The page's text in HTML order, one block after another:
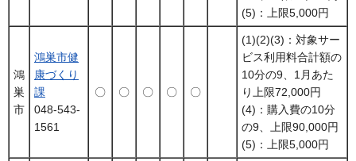
(5)：上限5,000円
鴻
巣
市
鴻巣市健
康づくり
課
048-543-
1561
〇 〇 〇 〇 〇
(1)(2)(3)：対象サー
ビス利用料合計額の
10分の9、1月あた
り上限72,000円
(4)：購入費の10分
の9、上限90,000円
(5)：上限5,000円